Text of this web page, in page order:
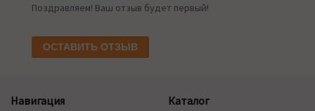
Поздравляем! Ваш отзыв будет первый!
ОСТАВИТЬ ОТЗЫВ
Навигация Каталог